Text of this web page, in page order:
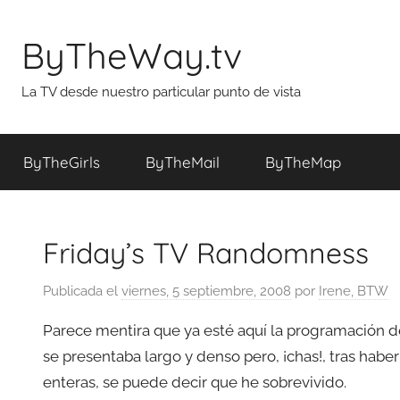
contenido
ByTheWay.tv
La TV desde nuestro particular punto de vista
ByTheGirls ByTheMail ByTheMap
Friday’s TV Randomness
Publicada el viernes, 5 septiembre, 2008 por Irene, BTW
Parece mentira que ya esté aquí la programación
se presentaba largo y denso pero, ¡chas!, tras
enteras, se puede decir que he sobrevivido.